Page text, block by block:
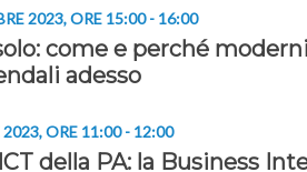
2023, ORE 15:00 - 16:00
come e perché
adesso
ORE 11:00 - 12:00
della PA: la Business